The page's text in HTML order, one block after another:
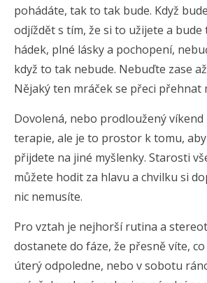
pohádáte, tak to tak bude. Když
odjíždět s tím, že si to užijete a
hádek, plné lásky a pochopení,
když to tak nebude. Nebuďte zase
Nějaký ten mráček se přeci přehnat
Dovolená, nebo prodloužený
terapie, ale je to prostor k tomu,
přijdete na jiné myšlenky. Starosti
můžete hodit za hlavu a chvilku si
nic nemusíte.
Pro vztah je nejhorší rutina a
dostanete do fáze, že přesně víte,
úterý odpoledne, nebo v sobotu